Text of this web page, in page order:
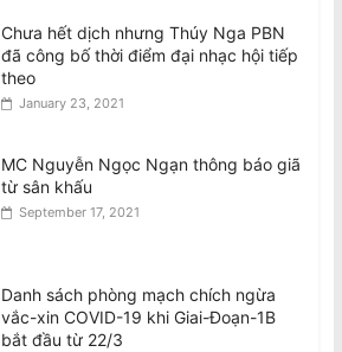
Chưa hết dịch nhưng Thúy Nga PBN
đã công bố thời điểm đại nhạc hội tiếp
theo
January 23, 2021
MC Nguyễn Ngọc Ngạn thông báo giã
từ sân khấu
September 17, 2021
Danh sách phòng mạch chích ngừa
vắc-xin COVID-19 khi Giai-Đoạn-1B
bắt đầu từ 22/3